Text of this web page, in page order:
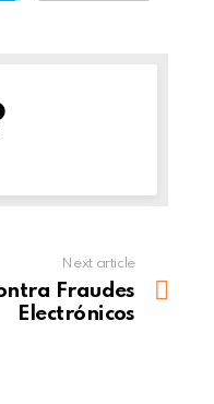
Next article
Fraudes
Electrónicos